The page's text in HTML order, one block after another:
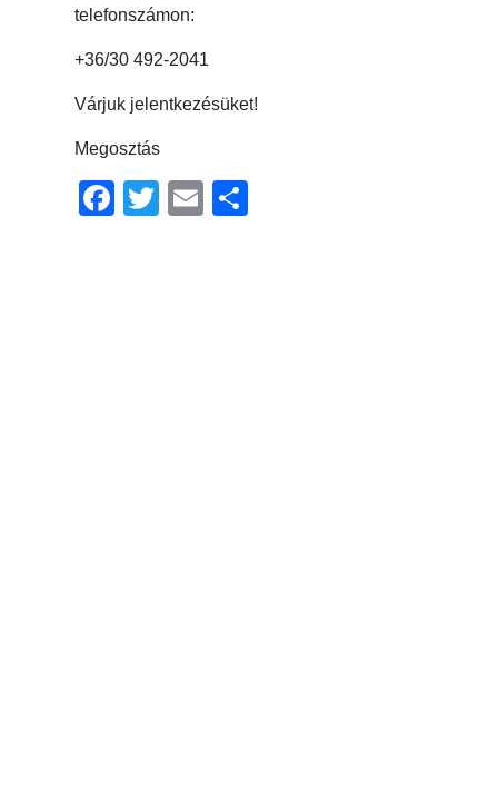
telefonszámon:
+36/30 492-2041
Várjuk jelentkezésüket!
Megosztás
Facebook
TwitterEmail